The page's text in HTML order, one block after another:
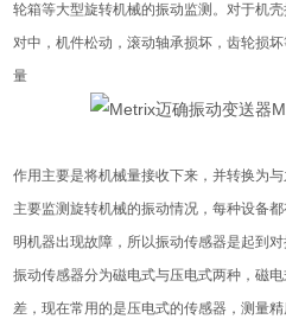
轮箱等大型旋转机械的振动监测。对于机
对中，机件松动，滚动轴承损坏，齿轮损
量
作用主要是将机械量接收下来，并转换为与
主要监测旋转机械的振动情况，每种设备
明机器出现故障，所以振动传感器是起到对
振动传感器分为磁电式与压电式两种，磁
差，现在常用的是压电式的传感器，测量精